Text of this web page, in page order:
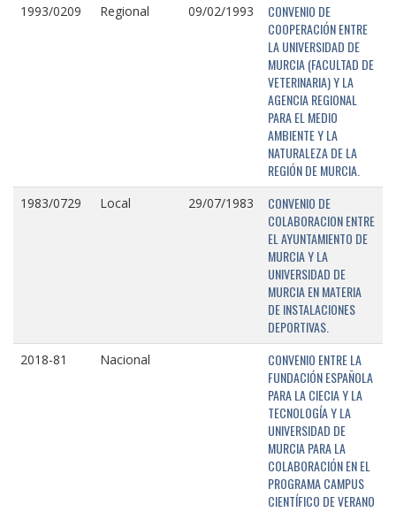
1993/0209 Regional 09/02/1993
CONVENIO DE
COOPERACIÓN ENTRE
LA UNIVERSIDAD DE
MURCIA (FACULTAD DE
VETERINARIA) Y LA
AGENCIA REGIONAL
PARA EL MEDIO
AMBIENTE Y LA
NATURALEZA DE LA
REGIÓN DE MURCIA.
1983/0729 Local 29/07/1983
CONVENIO DE
COLABORACION ENTRE
EL AYUNTAMIENTO DE
MURCIA Y LA
UNIVERSIDAD DE
MURCIA EN MATERIA
DE INSTALACIONES
DEPORTIVAS.
2018-81 Nacional
CONVENIO ENTRE LA
FUNDACIÓN ESPAÑOLA
PARA LA CIECIA Y LA
TECNOLOGÍA Y LA
UNIVERSIDAD DE
MURCIA PARA LA
COLABORACIÓN EN EL
PROGRAMA CAMPUS
CIENTÍFICO DE VERANO